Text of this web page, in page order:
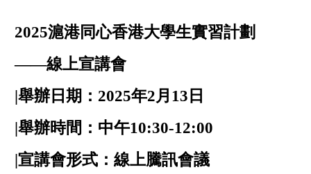
2025滬港同心香港大學生實習計劃
——線上宣講會
|舉辦日期：2025年2月13日
|舉辦時間：中午10:30-12:00
|宣講會形式：線上騰訊會議